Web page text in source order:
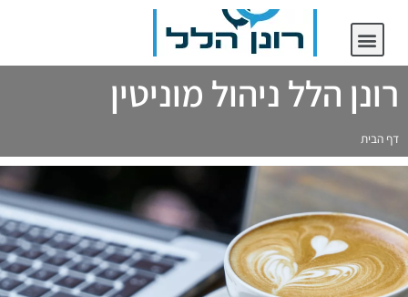
רונן הלל ניהול מוניטין
דף הבית